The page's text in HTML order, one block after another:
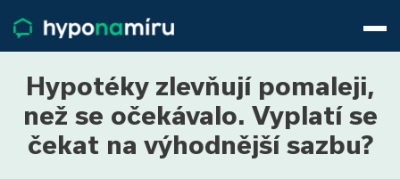
Životní pojištění
Pojištění nemovitosti
O nás
9−16 hod.
Hypotéky zlevňují pomaleji,
než se očekávalo. Vyplatí se
čekat na výhodnější sazbu?